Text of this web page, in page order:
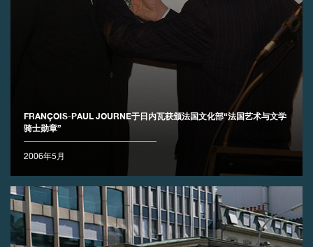
FRANÇOIS-PAUL JOURNE于日内瓦获颁法国文化部“法国艺术与文学
骑士勋章”
2006年5月
伪冒品